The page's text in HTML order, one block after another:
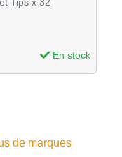
En stock
de marques